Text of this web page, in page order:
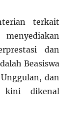
terkait
dan
Beasiswa
dan
kini dikenal